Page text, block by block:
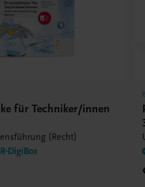
für Techniker/innen
(Recht)
DigiBox